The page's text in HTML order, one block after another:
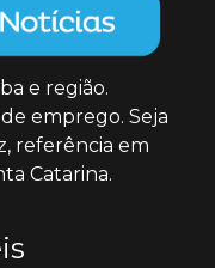
e região.
emprego. Seja
referência em
Catarina.